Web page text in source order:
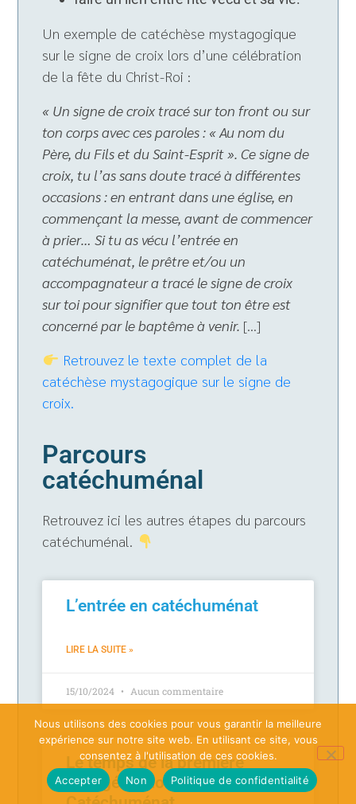
Un exemple de catéchèse mystagogique
sur le signe de croix lors d’une célébration
de la fête du Christ-Roi :
« Un signe de croix tracé sur ton front ou sur
ton corps avec ces paroles : « Au nom du
Père, du Fils et du Saint-Esprit ». Ce signe de
croix, tu l’as sans doute tracé à différentes
occasions : en entrant dans une église, en
commençant la messe, avant de commencer
à prier… Si tu as vécu l’entrée en
catéchuménat, le prêtre et/ou un
accompagnateur a tracé le signe de croix
sur toi pour signifier que tout ton être est
concerné par le baptême à venir. […]
Retrouvez le texte complet de la
catéchèse mystagogique sur le signe de
croix.
Parcours
catéchuménal
Retrouvez ici les autres étapes du parcours
catéchuménal.
L’entrée en catéchuménat
LIRE LA SUITE »
15/10/2024 Aucun commentaire
Le temps de la première
évangélisation –
Nous utilisons des cookies pour vous garantir la meilleure
expérience sur notre site web. En utilisant ce site, vous
consentez à l'utilisation de ces cookies.
Accepter
Non Politique de confidentialité